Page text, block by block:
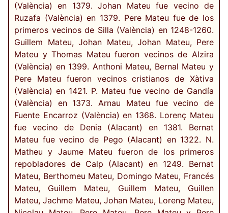
(València) en 1379. Johan Mateu fue vecino de
Ruzafa (València) en 1379. Pere Mateu fue de los
primeros vecinos de Silla (València) en 1248-1260.
Guillem Mateu, Johan Mateu, Johan Mateu, Pere
Mateu y Thomas Mateu fueron vecinos de Alzira
(València) en 1399. Anthoni Mateu, Bernal Mateu y
Pere Mateu fueron vecinos cristianos de Xàtiva
(València) en 1421. P. Mateu fue vecino de Gandía
(València) en 1373. Arnau Mateu fue vecino de
Fuente Encarroz (València) en 1368. Lorenç Mateu
fue vecino de Denia (Alacant) en 1381. Bernat
Mateu fue vecino de Pego (Alacant) en 1322. N.
Matheu y Jaume Mateu fueron de los primeros
repobladores de Calp (Alacant) en 1249. Bernat
Mateu, Berthomeu Mateu, Domingo Mateu, Francés
Mateu, Guillem Mateu, Guillem Mateu, Guillen
Mateu, Jachme Mateu, Johan Mateu, Loreng Mateu,